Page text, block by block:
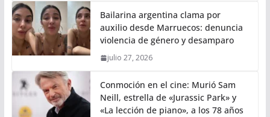
Bailarina argentina clama por
auxilio desde Marruecos: denuncia
violencia de género y desamparo
julio 27, 2026
Conmoción en el cine: Murió Sam
Neill, estrella de «Jurassic Park» y
«La lección de piano», a los 78 años